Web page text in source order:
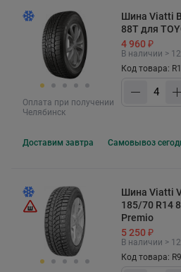
Оплата при получении
Челябинск
Шина Viatti
88T для
4 960 ₽
В наличии >
Код товара:
Доставим завтра Самовывоз
Шина Viatti
185/70 R14
Premio
5 250 ₽
В наличии >
Код товара: